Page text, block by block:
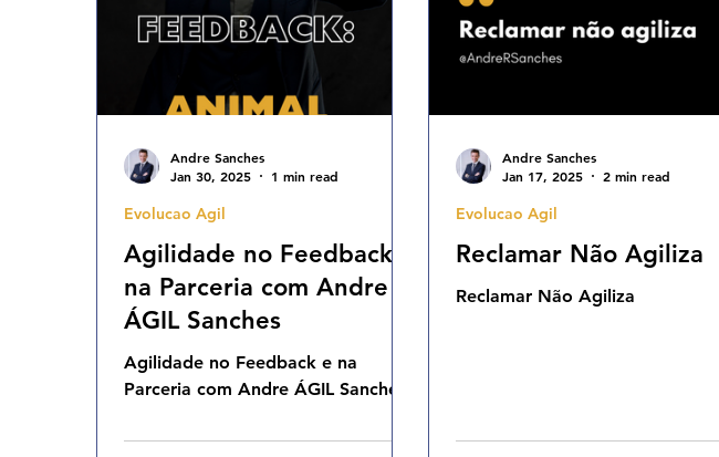
Vendas Ágeis Eventos Ageis Agilidade
Agilidade ESG Metodos Ageis
Agilidade no Feedback e
na Parceria com Andre
ÁGIL Sanches
Agilidade no Feedback e na
Parceria com Andre ÁGIL Sanches
Evolucao Agil
Andre Sanches
Jan 30, 2025
1 min read
Reclamar Não Agiliza
Reclamar Não Agiliza
Evolucao Agil
Andre Sanches
Jan 17, 2025
2 min read